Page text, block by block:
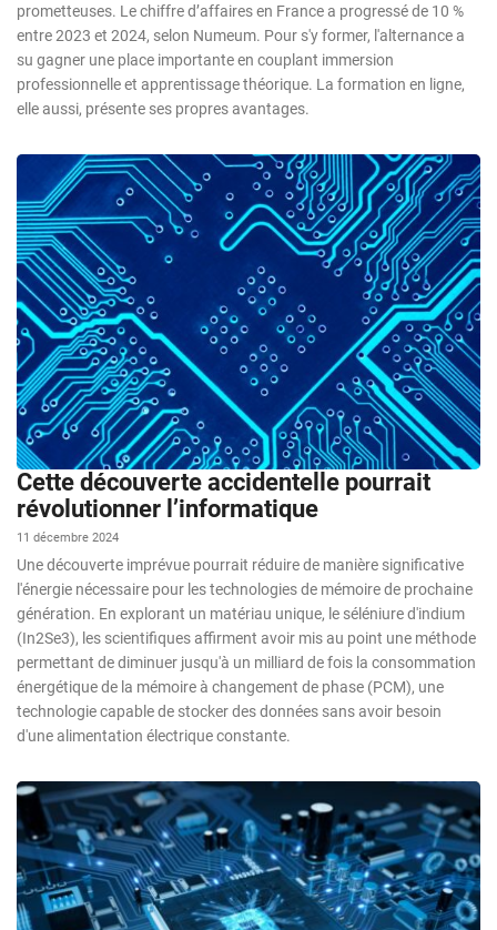
prometteuses. Le chiffre d’affaires en France a progressé de 10 %
entre 2023 et 2024, selon Numeum. Pour s'y former, l'alternance a
su gagner une place importante en couplant immersion
professionnelle et apprentissage théorique. La formation en ligne,
elle aussi, présente ses propres avantages.
Cette découverte accidentelle pourrait
révolutionner l’informatique
11 décembre 2024
Une découverte imprévue pourrait réduire de manière significative
l'énergie nécessaire pour les technologies de mémoire de prochaine
génération. En explorant un matériau unique, le séléniure d'indium
(In2Se3), les scientifiques affirment avoir mis au point une méthode
permettant de diminuer jusqu'à un milliard de fois la consommation
énergétique de la mémoire à changement de phase (PCM), une
technologie capable de stocker des données sans avoir besoin
d'une alimentation électrique constante.